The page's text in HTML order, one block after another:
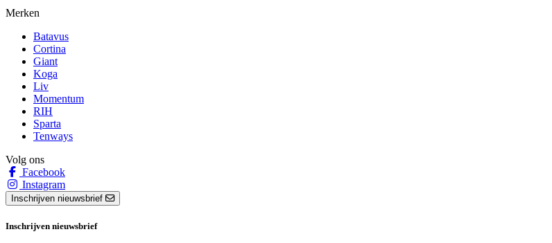
Merken
Batavus
Cortina
Giant
Koga
Liv
Momentum
RIH
Sparta
Tenways
Volg ons
Facebook
Instagram
Inschrijven nieuwsbrief
Inschrijven nieuwsbrief